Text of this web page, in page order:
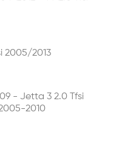
2005/2013
- Jetta 3 2.0 Tfsi
2010